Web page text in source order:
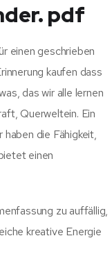
pdf
einen geschrieben
kaufen dass
das wir alle lernen
Querweltein. Ein
die Fähigkeit,
einen
zu auffällig,
kreative Energie